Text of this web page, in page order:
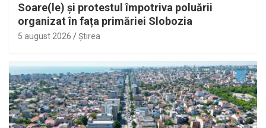
Soare(le) și protestul împotriva poluării
organizat în fața primăriei Slobozia
5 august 2026 Ştirea